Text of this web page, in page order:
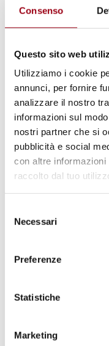
Consenso
Questo sito web
Utilizziamo i cookie
annunci, per fornire
analizzare il nostro
informazioni sul
nostri partner che si
pubblicità e social
con altre
raccolto dal tuo
delNecessari
Preferenze
Statistiche
Marketing
07.01.2026
Gender-
and